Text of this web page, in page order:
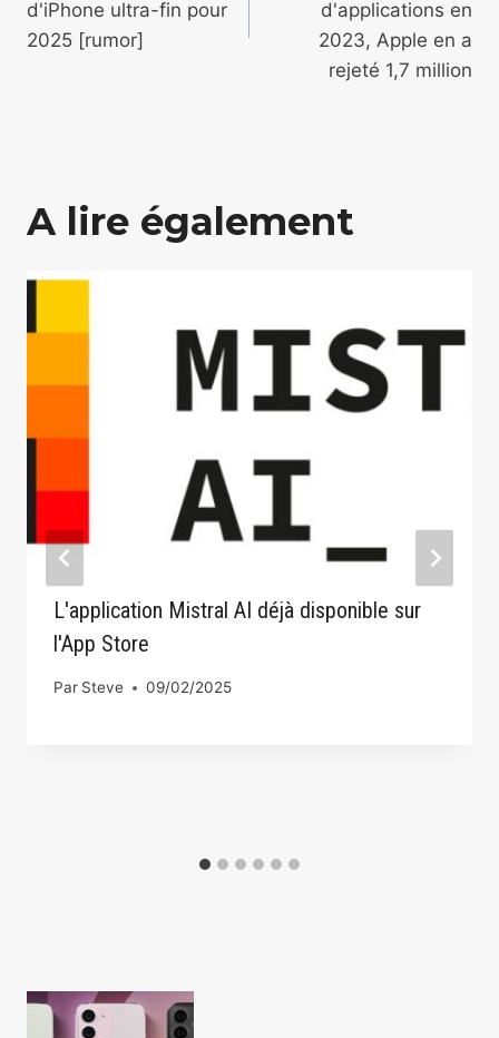
d'iPhone ultra-fin pour
2025 [rumor]
d'applications en
2023, Apple en a
rejeté 1,7 million
A lire également
L'application Mistral AI déjà disponible sur
l'App Store
Par Steve 09/02/2025